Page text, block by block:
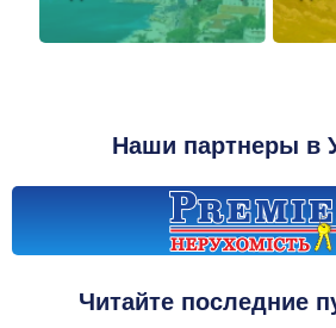
Наши партнеры в
Читайте последние